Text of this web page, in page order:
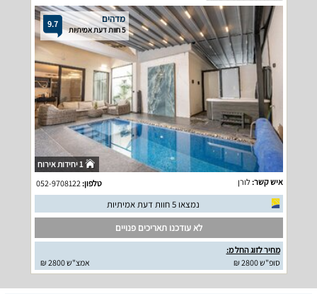
9.7 מדהים
5 חוות דעת אמיתיות
1 יחידות אירוח
איש קשר:לורן טלפון:052-9708122
נמצאו 5 חוות דעת אמיתיות
לא עודכנו תאריכים פנויים
מחיר לזוג החל מ:
סופ"ש 2800 ₪
אמצ"ש 2800 ₪